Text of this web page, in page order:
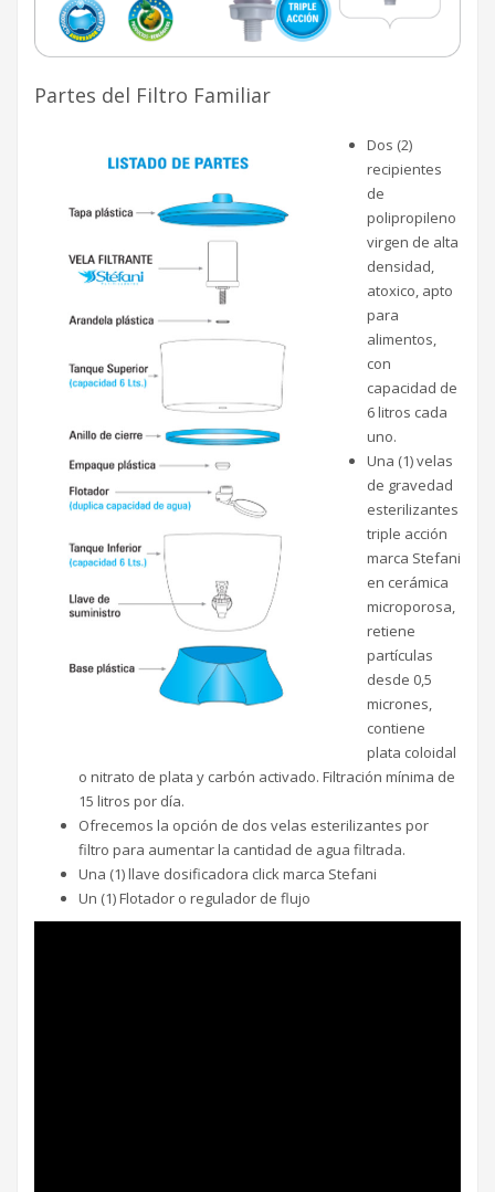
Partes del Filtro Familiar
Dos (2)
recipientes
de
polipropileno
virgen de alta
densidad,
atoxico, apto
para
alimentos,
con
capacidad de
6 litros cada
uno.
Una (1) velas
de gravedad
esterilizantes
triple acción
marca Stefani
en cerámica
microporosa,
retiene
partículas
desde 0,5
micrones,
contiene
plata coloidal
o nitrato de plata y carbón activado. Filtración mínima de
15 litros por día.
Ofrecemos la opción de dos velas esterilizantes por
filtro para aumentar la cantidad de agua filtrada.
Una (1) llave dosificadora click marca Stefani
Un (1) Flotador o regulador de flujo